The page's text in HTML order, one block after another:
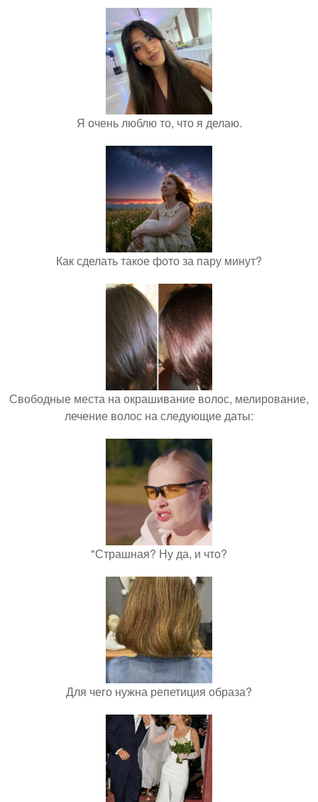
Я очень люблю то, что я делаю.
Как сделать такое фото за пару минут?
Свободные места на окрашивание волос, мелирование,
лечение волос на следующие даты:
"Страшная? Ну да, и что?
Для чего нужна репетиция образа?